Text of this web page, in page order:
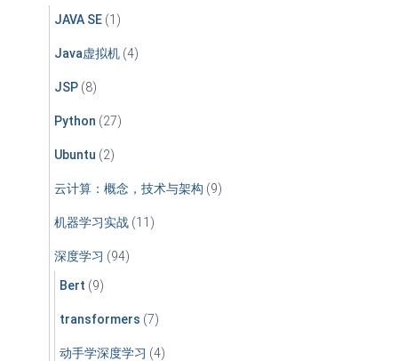
JAVA SE (1)
Java虚拟机 (4)
JSP (8)
Python (27)
Ubuntu (2)
云计算：概念，技术与架构 (9)
机器学习实战 (11)
深度学习 (94)
Bert (9)
transformers (7)
动手学深度学习 (4)